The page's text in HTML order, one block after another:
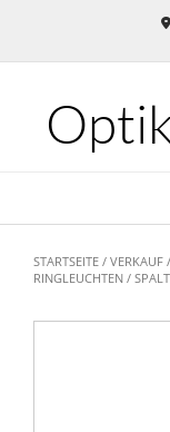
content
STARTSEITE / VERKAUF /
RINGLEUCHTEN /